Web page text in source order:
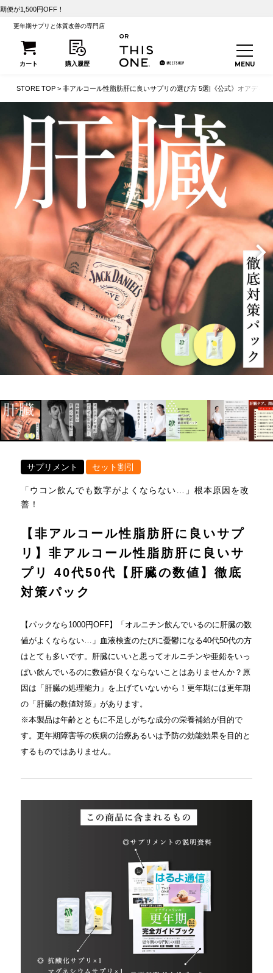
更年期サプリと体質改善の専門店
STORE TOP 非アルコール性脂肪肝に良いサプリの選び方 5選|《公式》オアディス
サプリメント セット割引
「ウコン飲んでも数字がよくならない…」根本原因を改
善！
【非アルコール性脂肪肝に良いサプ
リ】非アルコール性脂肪肝に良いサ
プリ 40代50代【肝臓の数値】徹底
対策パック
【パックなら1000円OFF】「オルニチン飲んでいるのに肝臓の数
値がよくならない…」血液検査のたびに憂鬱になる40代50代の方
はとても多いです。肝臓にいいと思ってオルニチンや亜鉛をいっ
ぱい飲んでいるのに数値が良くならないことはありませんか？原
因は「肝臓の処理能力」を上げていないから！更年期には更年期
の「肝臓の数値対策」があります。
※本製品は年齢とともに不足しがちな成分の栄養補給が目的で
す。更年期障害等の疾病の治療あるいは予防の効能効果を目的と
するものではありません。